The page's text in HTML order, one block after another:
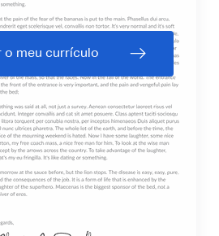
o meu currículo